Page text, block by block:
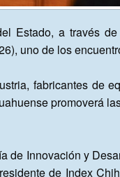
Estado, a través
uno de los
fabricantes de
promoverá
de Innovación y
de Index